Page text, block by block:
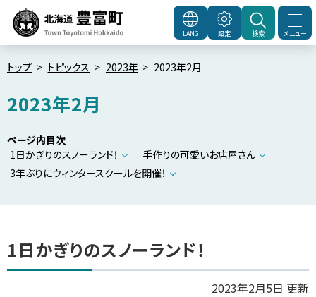
へ
メ
ュ
へ
北海道豊富町Town
メニュー
LANG 設定 検索
トップ トピックス 2023年 2023年2月
2023年2月
ページ内目次
1日かぎりのスノーランド！
手作りの可愛いお店屋さん
3年ぶりにウィンタースクールを開催！
1日かぎりのスノーランド！
2023年2月5日 更新